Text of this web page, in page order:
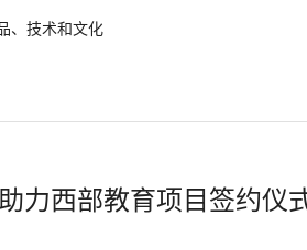
、技术和文化
力西部教育项目签约仪